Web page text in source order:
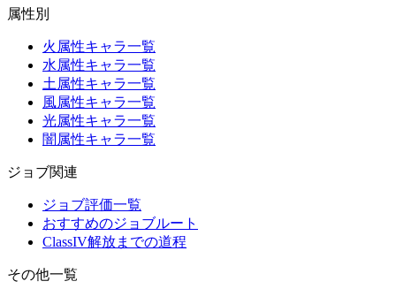
属性別
火属性キャラ一覧
水属性キャラ一覧
土属性キャラ一覧
風属性キャラ一覧
光属性キャラ一覧
闇属性キャラ一覧
ジョブ関連
ジョブ評価一覧
おすすめのジョブルート
ClassIV解放までの道程
その他一覧